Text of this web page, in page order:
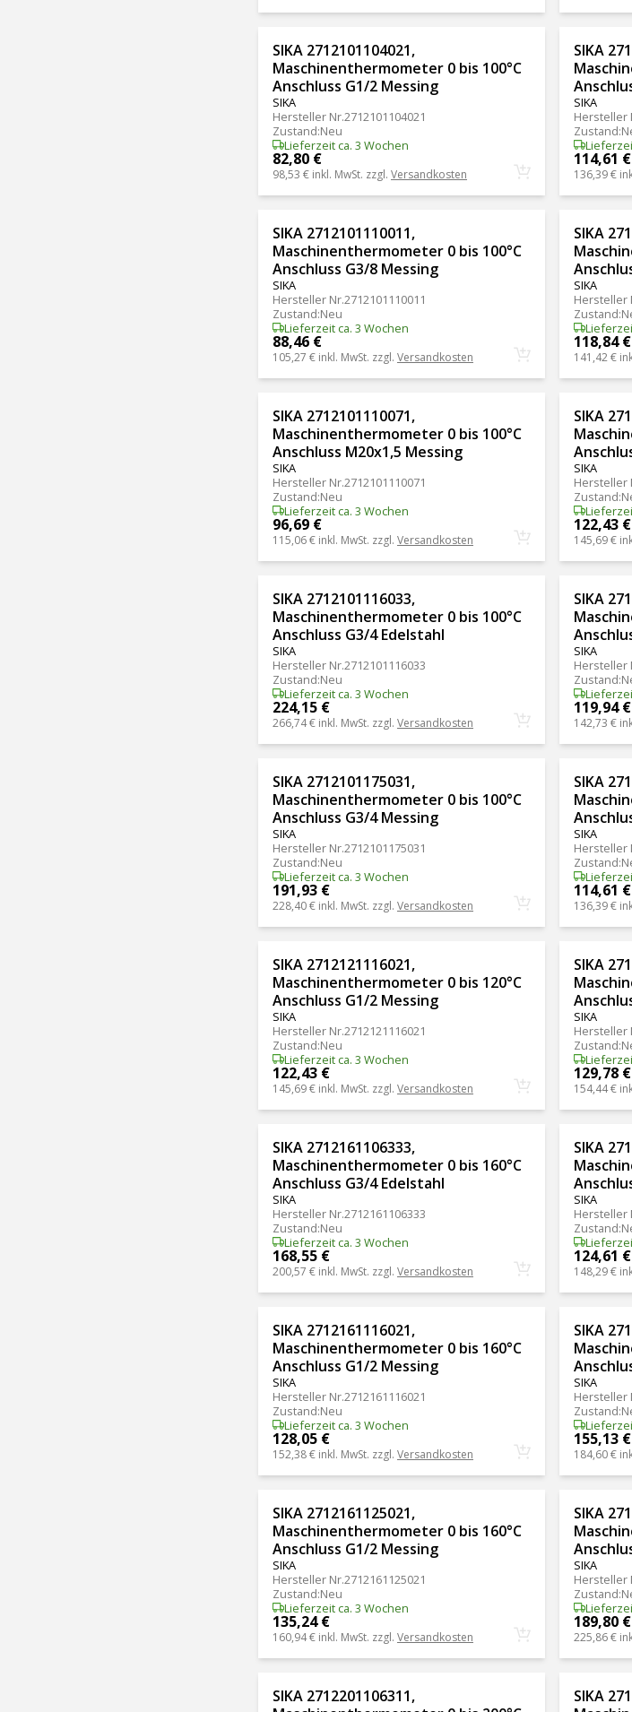
SIKA 2712101104021,
Maschinenthermometer 0 bis 100°C
Anschluss G1/2 Messing
SIKA
Hersteller Nr.2712101104021
Zustand:Neu
Lieferzeit ca. 3 Wochen
82,80 €
98,53 € inkl. MwSt. zzgl. Versandkosten
SIKA
SIKA
Hersteller
Zustand:
114,61 €
136,39 €
SIKA 2712101110011,
Maschinenthermometer 0 bis 100°C
Anschluss G3/8 Messing
SIKA
Hersteller Nr.2712101110011
Zustand:Neu
Lieferzeit ca. 3 Wochen
88,46 €
105,27 € inkl. MwSt. zzgl. Versandkosten
SIKA
SIKA
Hersteller
Zustand:
118,84 €
141,42 €
SIKA 2712101110071,
Maschinenthermometer 0 bis 100°C
Anschluss M20x1,5 Messing
SIKA
Hersteller Nr.2712101110071
Zustand:Neu
Lieferzeit ca. 3 Wochen
96,69 €
115,06 € inkl. MwSt. zzgl. Versandkosten
SIKA
SIKA
Hersteller
Zustand:
122,43 €
145,69 €
SIKA 2712101116033,
Maschinenthermometer 0 bis 100°C
Anschluss G3/4 Edelstahl
SIKA
Hersteller Nr.2712101116033
Zustand:Neu
Lieferzeit ca. 3 Wochen
224,15 €
266,74 € inkl. MwSt. zzgl. Versandkosten
SIKA
SIKA
Hersteller
Zustand:
119,94 €
142,73 €
SIKA 2712101175031,
Maschinenthermometer 0 bis 100°C
Anschluss G3/4 Messing
SIKA
Hersteller Nr.2712101175031
Zustand:Neu
Lieferzeit ca. 3 Wochen
191,93 €
228,40 € inkl. MwSt. zzgl. Versandkosten
SIKA
SIKA
Hersteller
Zustand:
114,61 €
136,39 €
SIKA 2712121116021,
Maschinenthermometer 0 bis 120°C
Anschluss G1/2 Messing
SIKA
Hersteller Nr.2712121116021
Zustand:Neu
Lieferzeit ca. 3 Wochen
122,43 €
145,69 € inkl. MwSt. zzgl. Versandkosten
SIKA
SIKA
Hersteller
Zustand:
129,78 €
154,44 €
SIKA 2712161106333,
Maschinenthermometer 0 bis 160°C
Anschluss G3/4 Edelstahl
SIKA
Hersteller Nr.2712161106333
Zustand:Neu
Lieferzeit ca. 3 Wochen
168,55 €
200,57 € inkl. MwSt. zzgl. Versandkosten
SIKA
SIKA
Hersteller
Zustand:
124,61 €
148,29 €
SIKA 2712161116021,
Maschinenthermometer 0 bis 160°C
Anschluss G1/2 Messing
SIKA
Hersteller Nr.2712161116021
Zustand:Neu
Lieferzeit ca. 3 Wochen
128,05 €
152,38 € inkl. MwSt. zzgl. Versandkosten
SIKA
SIKA
Hersteller
Zustand:
155,13 €
184,60 €
SIKA 2712161125021,
Maschinenthermometer 0 bis 160°C
Anschluss G1/2 Messing
SIKA
Hersteller Nr.2712161125021
Zustand:Neu
Lieferzeit ca. 3 Wochen
135,24 €
160,94 € inkl. MwSt. zzgl. Versandkosten
SIKA
SIKA
Hersteller
Zustand:
189,80 €
225,86 €
SIKA 2712201106311,
SIKA